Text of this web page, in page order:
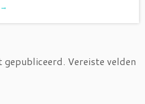
→
Vereiste velden